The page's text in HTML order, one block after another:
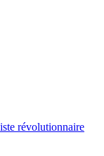
révolutionnaire